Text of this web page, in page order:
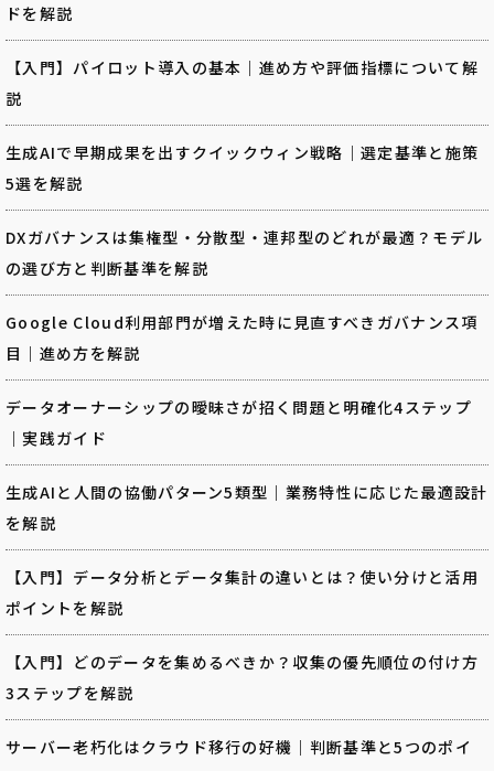
ドを解説
【入門】パイロット導入の基本｜進め方や評価指標について解
説
生成AIで早期成果を出すクイックウィン戦略｜選定基準と施策
5選を解説
DXガバナンスは集権型・分散型・連邦型のどれが最適？モデル
の選び方と判断基準を解説
Google Cloud利用部門が増えた時に見直すべきガバナンス項
目｜進め方を解説
データオーナーシップの曖昧さが招く問題と明確化4ステップ
｜実践ガイド
生成AIと人間の協働パターン5類型｜業務特性に応じた最適設計
を解説
【入門】データ分析とデータ集計の違いとは？使い分けと活用
ポイントを解説
【入門】どのデータを集めるべきか？収集の優先順位の付け方
3ステップを解説
サーバー老朽化はクラウド移行の好機｜判断基準と5つのポイ